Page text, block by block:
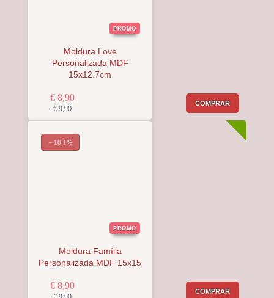
PROMO
Moldura Love
Personalizada MDF
15x12.7cm
€ 8,90
€ 9,90
COMPRAR
PROMO
Moldura Família
Personalizada MDF 15x15
€ 8,90
COMPRAR
− 10.1%